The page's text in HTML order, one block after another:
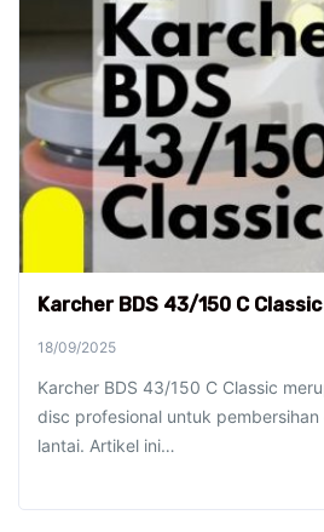
Karcher BDS 43/150 C Classic
18/09/2025
Karcher BDS 43/150 C Classic
disc profesional untuk
lantai. Artikel ini…